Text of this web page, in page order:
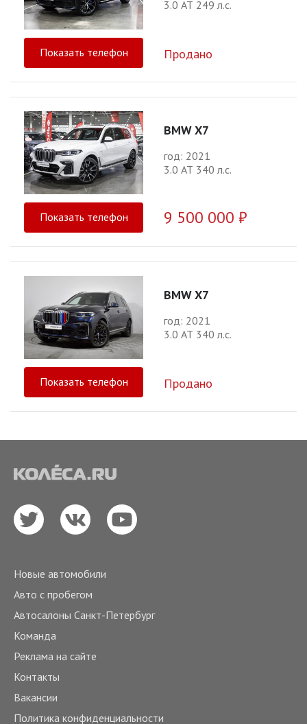
3.0 АТ 249 л.с.
Показать телефон Продано
BMW X7
год: 2021
3.0 АТ 340 л.с.
Показать телефон 9 500 000 ₽
BMW X7
год: 2021
3.0 АТ 340 л.с.
Показать телефон Продано
Новые автомобили
Авто с пробегом
Автосалоны Санкт-Петербург
Команда
Реклама на сайте
Контакты
Вакансии
Политика конфиденциальности